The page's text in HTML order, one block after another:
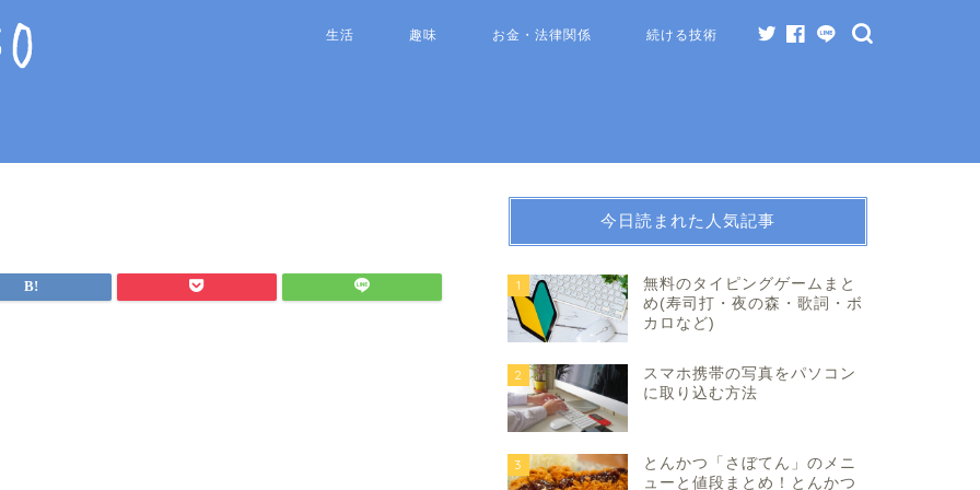
生活 趣味 お金・法律関係 続ける技術
今日読まれた人気記事
1
無料のタイピングゲームまと
め(寿司打・夜の森・歌詞・ボ
カロなど)
2
スマホ携帯の写真をパソコン
に取り込む方法
3
とんかつ「さぼてん」のメニ
ューと値段まとめ！とんかつ